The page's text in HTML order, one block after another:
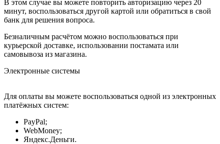
В этом случае вы можете повторить авторизацию через 20
минут, воспользоваться другой картой или обратиться в свой
банк для решения вопроса.
Безналичным расчётом можно воспользоваться при
курьерской доставке, использовании постамата или
самовывоза из магазина.
Электронные системы
Для оплаты вы можете воспользоваться одной из электронных
платёжных систем:
PayPal;
WebMoney;
Яндекс.Деньги.